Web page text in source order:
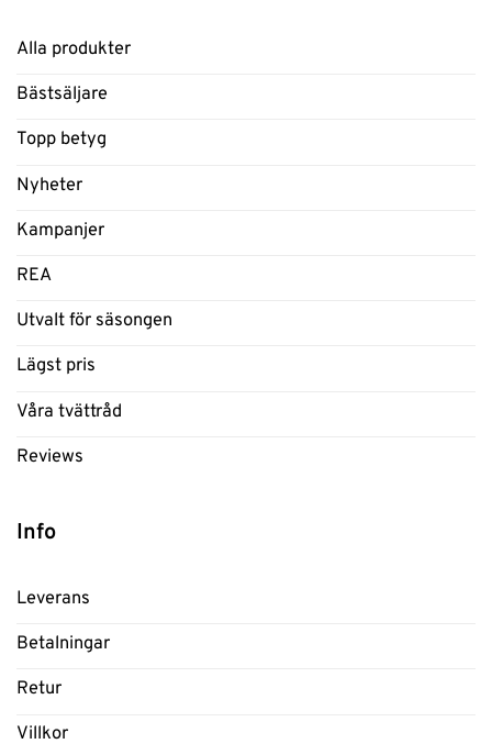
Alla produkter
Bästsäljare
Topp betyg
Nyheter
Kampanjer
REA
Utvalt för säsongen
Lägst pris
Våra tvättråd
Reviews
Info
Leverans
Betalningar
Retur
Villkor